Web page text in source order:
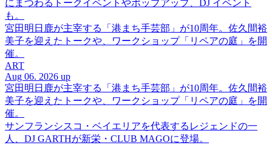
にまつわるトークイベントやポップアップ、DJ イベント
も。
宮田明日鹿が主宰する「港まち手芸部」が10周年。佐久間裕
美子を迎えたトークや、ワークショップ「リペアの庭」を開
催。
ART
Aug 06. 2026 up
宮田明日鹿が主宰する「港まち手芸部」が10周年。佐久間裕
美子を迎えたトークや、ワークショップ「リペアの庭」を開
催。
サンフランシスコ・ベイエリアを代表するレジェンドの一
人、DJ GARTHが新栄・CLUB MAGOに登場。